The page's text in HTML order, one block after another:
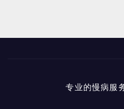
专业的慢病服